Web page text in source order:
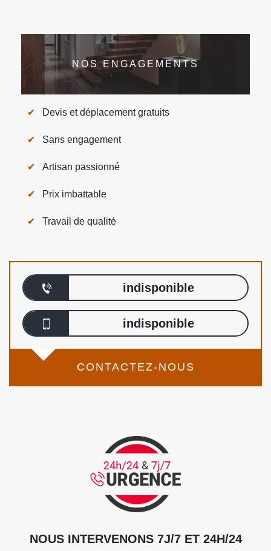
NOS ENGAGEMENTS
Devis et déplacement gratuits
Sans engagement
Artisan passionné
Prix imbattable
Travail de qualité
indisponible
indisponible
CONTACTEZ-NOUS
NOUS INTERVENONS 7J/7 ET 24H/24